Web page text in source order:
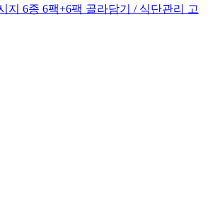
지 6종 6팩+6팩 골라담기 / 식단관리 고